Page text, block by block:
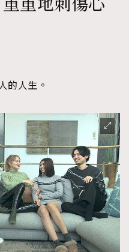
重地刺傷心
的人生。